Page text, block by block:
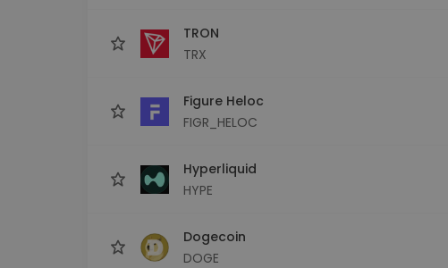
TRON
TRX
Figure Heloc
FIGR_HELOC
Hyperliquid
HYPE
Dogecoin
DOGE